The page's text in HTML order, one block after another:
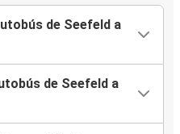
de Seefeld a
de Seefeld a